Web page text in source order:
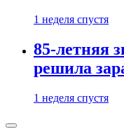
1 неделя спустя
85-летняя
решила
1 неделя спустя